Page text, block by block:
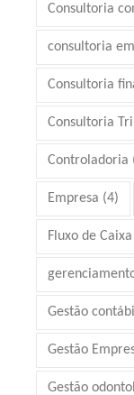
Consultoria
consultoria
Consultoria
Consultoria
Controladoria
Empresa (4)
Fluxo de Caixa
Gestão contábil
Gestão
Gestão